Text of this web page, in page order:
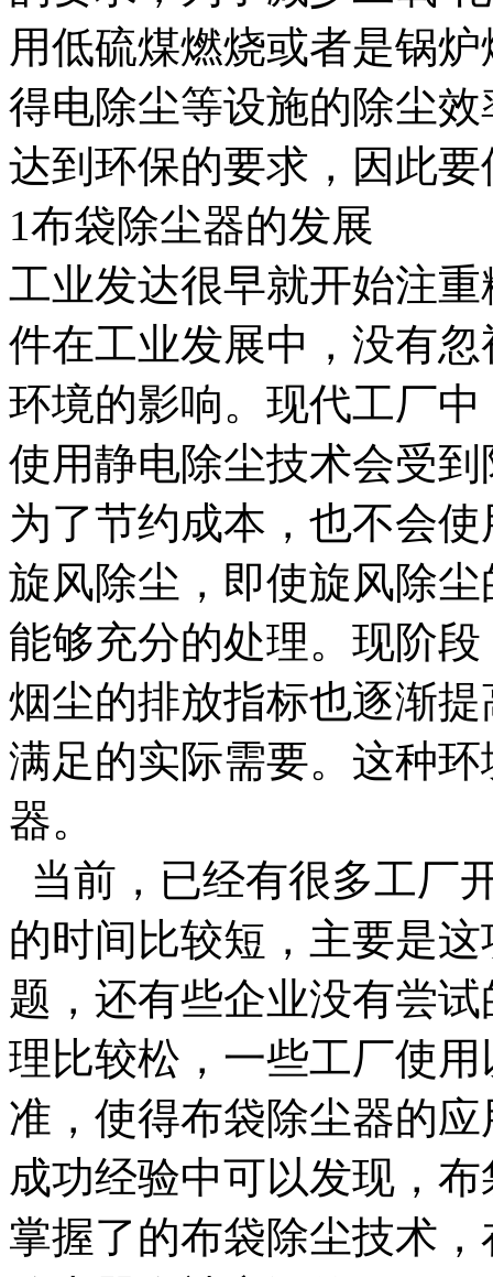
用低硫煤燃烧或者是锅
得电除尘等设施的除尘
达到环保的要求，因此
1布袋除尘器的发展
工业发达很早就开始注
件在工业发展中，没有
环境的影响。现代工厂
使用静电除尘技术会受
为了节约成本，也不会
旋风除尘，即使旋风除
能够充分的处理。现阶
烟尘的排放指标也逐渐
满足的实际需要。这种
器。
当前，已经有很多工厂
的时间比较短，主要是
题，还有些企业没有尝
理比较松，一些工厂使
准，使得布袋除尘器的
成功经验中可以发现，
掌握了的布袋除尘技术